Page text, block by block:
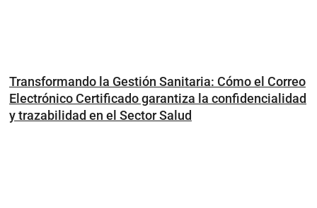
Transformando la Gestión Sanitaria: Cómo el Correo
Electrónico Certificado garantiza la confidencialidad
y trazabilidad en el Sector Salud